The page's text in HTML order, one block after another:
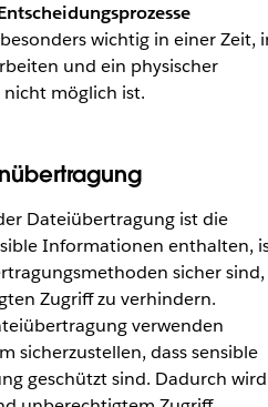
wichtig in einer Zeit,
und ein physischer
möglich ist.
Dateiübertragung ist die
Informationen enthalten,
sicher sind,
Zugriff zu verhindern.
verwenden
sicherzustellen, dass sensible
geschützt sind. Dadurch wird